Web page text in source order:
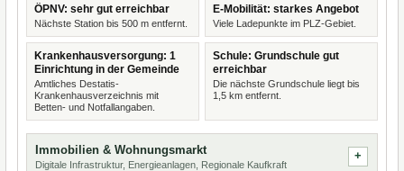
ÖPNV: sehr gut erreichbar
Nächste Station bis 500 m entfernt.
E-Mobilität: starkes Angebot
Viele Ladepunkte im PLZ-Gebiet.
Krankenhausversorgung: 1
Einrichtung in der Gemeinde
Amtliches Destatis-
Krankenhausverzeichnis mit
Betten- und Notfallangaben.
Schule: Grundschule gut
erreichbar
Die nächste Grundschule liegt bis
1,5 km entfernt.
Immobilien & Wohnungsmarkt
Digitale Infrastruktur, Energieanlagen, Regionale Kaufkraft